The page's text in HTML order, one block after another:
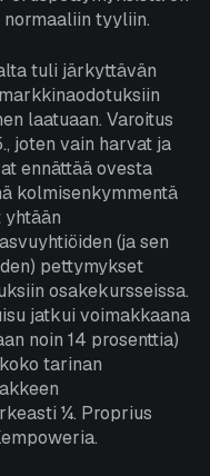
tyyliin.
tuli järkyttävän
laatuaan. Varoitus
joten vain harvat ja
ennättää ovesta
kolmisenkymmentä
(ja sen
pettymykset
osakekursseissa.
jatkui voimakkaana
noin 14 prosenttia)
tarinan
¼. Proprius